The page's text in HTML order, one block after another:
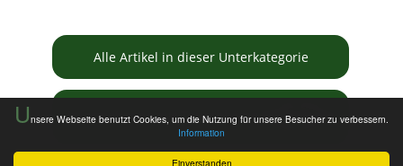
Einverstanden
Unsere Webseite benutzt Cookies, um die Nutzung für unsere Besucher zu verbessern.
Information
Alle Artikel in dieser Unterkategorie
Informationen zur Tauschbörse